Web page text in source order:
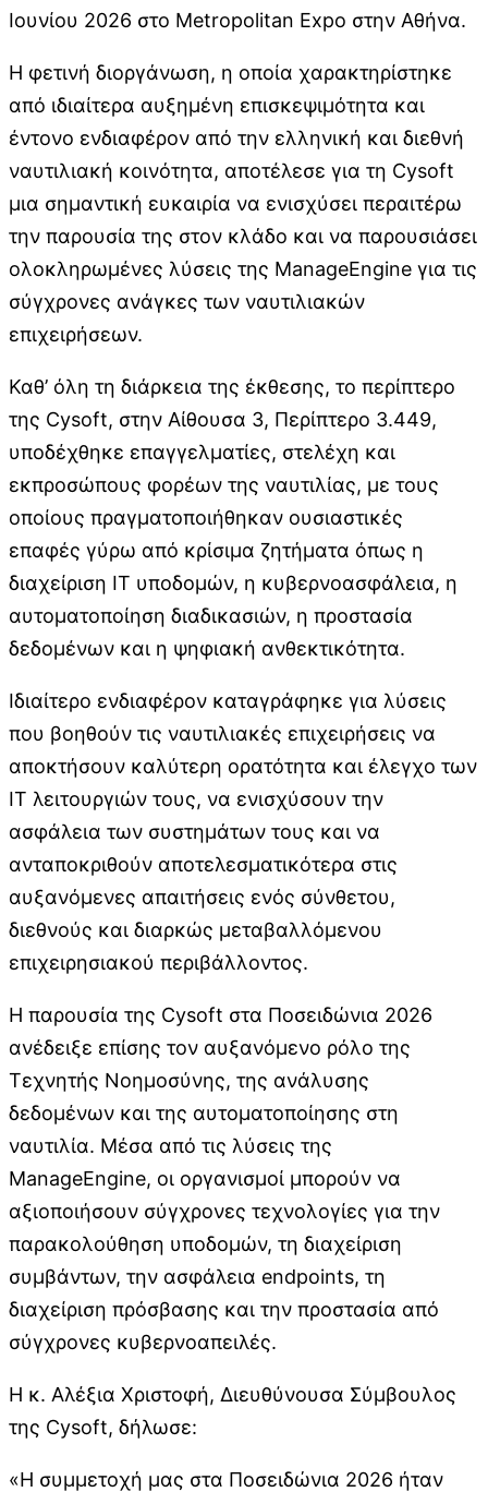
Ιουνίου 2026 στο Metropolitan Expo στην Αθήνα.
Η φετινή διοργάνωση, η οποία χαρακτηρίστηκε
από ιδιαίτερα αυξημένη επισκεψιμότητα και
έντονο ενδιαφέρον από την ελληνική και διεθνή
ναυτιλιακή κοινότητα, αποτέλεσε για τη Cysoft
μια σημαντική ευκαιρία να ενισχύσει περαιτέρω
την παρουσία της στον κλάδο και να παρουσιάσει
ολοκληρωμένες λύσεις της ManageEngine για τις
σύγχρονες ανάγκες των ναυτιλιακών
επιχειρήσεων.
Καθ’ όλη τη διάρκεια της έκθεσης, το περίπτερο
της Cysoft, στην Αίθουσα 3, Περίπτερο 3.449,
υποδέχθηκε επαγγελματίες, στελέχη και
εκπροσώπους φορέων της ναυτιλίας, με τους
οποίους πραγματοποιήθηκαν ουσιαστικές
επαφές γύρω από κρίσιμα ζητήματα όπως η
διαχείριση IT υποδομών, η κυβερνοασφάλεια, η
αυτοματοποίηση διαδικασιών, η προστασία
δεδομένων και η ψηφιακή ανθεκτικότητα.
Ιδιαίτερο ενδιαφέρον καταγράφηκε για λύσεις
που βοηθούν τις ναυτιλιακές επιχειρήσεις να
αποκτήσουν καλύτερη ορατότητα και έλεγχο των
IT λειτουργιών τους, να ενισχύσουν την
ασφάλεια των συστημάτων τους και να
ανταποκριθούν αποτελεσματικότερα στις
αυξανόμενες απαιτήσεις ενός σύνθετου,
διεθνούς και διαρκώς μεταβαλλόμενου
επιχειρησιακού περιβάλλοντος.
Η παρουσία της Cysoft στα Ποσειδώνια 2026
ανέδειξε επίσης τον αυξανόμενο ρόλο της
Τεχνητής Νοημοσύνης, της ανάλυσης
δεδομένων και της αυτοματοποίησης στη
ναυτιλία. Μέσα από τις λύσεις της
ManageEngine, οι οργανισμοί μπορούν να
αξιοποιήσουν σύγχρονες τεχνολογίες για την
παρακολούθηση υποδομών, τη διαχείριση
συμβάντων, την ασφάλεια endpoints, τη
διαχείριση πρόσβασης και την προστασία από
σύγχρονες κυβερνοαπειλές.
Η κ. Αλέξια Χριστοφή, Διευθύνουσα Σύμβουλος
της Cysoft, δήλωσε:
«Η συμμετοχή μας στα Ποσειδώνια 2026 ήταν